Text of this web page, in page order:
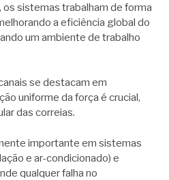
os sistemas trabalham de forma
a eficiência global do
um ambiente de trabalho
se destacam em
uniforme da força é crucial,
das correias.
importante em sistemas
e ar-condicionado) e
qualquer falha no